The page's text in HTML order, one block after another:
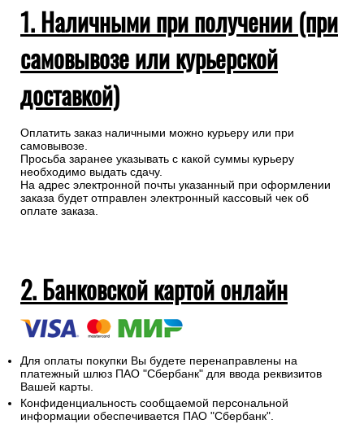
1. Наличными при получении (при
самовывозе или курьерской
доставкой)
Оплатить заказ наличными можно курьеру или при
самовывозе.
Просьба заранее указывать с какой суммы курьеру
необходимо выдать сдачу.
На адрес электронной почты указанный при оформлении
заказа будет отправлен электронный кассовый чек об
оплате заказа.
2. Банковской картой онлайн
Для оплаты покупки Вы будете перенаправлены на
платежный шлюз ПАО "Сбербанк" для ввода реквизитов
Вашей карты.
Конфиденциальность сообщаемой персональной
информации обеспечивается ПАО "Сбербанк".